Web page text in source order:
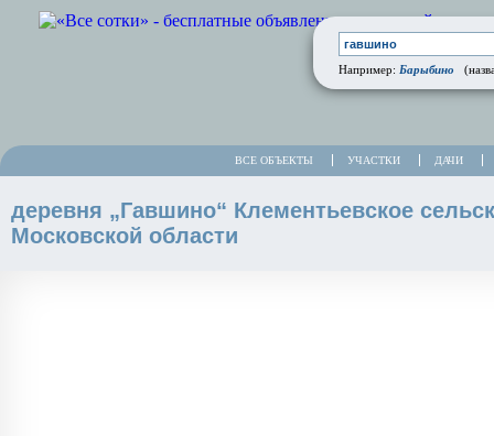
ВСЕ ОБЪЕКТЫ УЧАСТКИ ДАЧИ
Например: Барыбино
деревня „Гавшино“ Клементьевское
Московской области